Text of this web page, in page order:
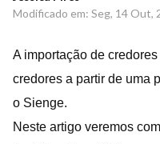
Modificado em: Seg, 14 Out,
A importação de
credores a partir de uma
o Sienge.
Neste artigo veremos